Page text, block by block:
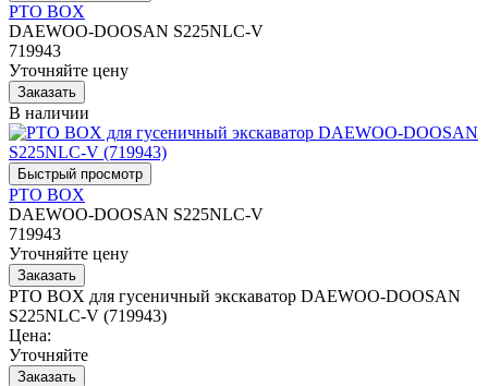
PTO BOX
DAEWOO-DOOSAN S225NLC-V
719943
Уточняйте цену
В наличии
PTO BOX
DAEWOO-DOOSAN S225NLC-V
719943
Уточняйте цену
PTO BOX для гусеничный экскаватор DAEWOO-DOOSAN
S225NLC-V (719943)
Цена:
Уточняйте